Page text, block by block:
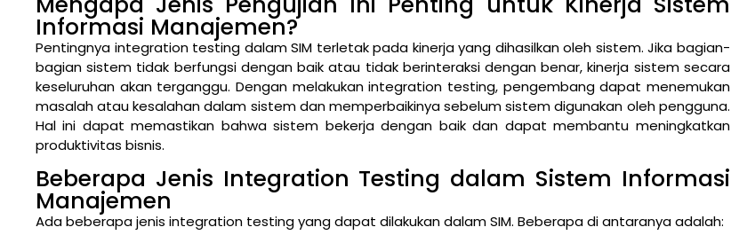
Informasi Manajemen?
Pentingnya integration testing dalam SIM terletak pada kinerja yang dihasilkan oleh sistem. Jika bagian-
bagian sistem tidak berfungsi dengan baik atau tidak berinteraksi dengan benar, kinerja sistem secara
keseluruhan akan terganggu. Dengan melakukan integration testing, pengembang dapat menemukan
masalah atau kesalahan dalam sistem dan memperbaikinya sebelum sistem digunakan oleh pengguna.
Hal ini dapat memastikan bahwa sistem bekerja dengan baik dan dapat membantu meningkatkan
produktivitas bisnis.
Beberapa Jenis Integration Testing dalam Sistem Informasi
Manajemen
Ada beberapa jenis integration testing yang dapat dilakukan dalam SIM. Beberapa di antaranya adalah: